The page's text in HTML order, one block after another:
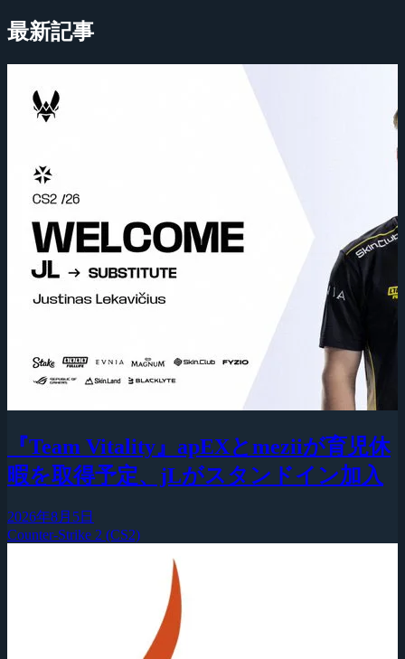
最新記事
『Team Vitality』apEXとmeziiが育児休
暇を取得予定、jLがスタンドイン加入
2026年8月5日
Counter-Strike 2 (CS2)